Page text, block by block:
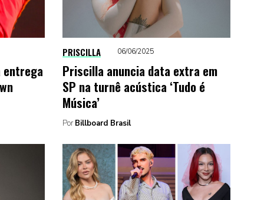
entrega
PRISCILLA 06/06/2025
Priscilla anuncia data extra em
SP na turnê acústica ‘Tudo é
Música’
Por Billboard Brasil